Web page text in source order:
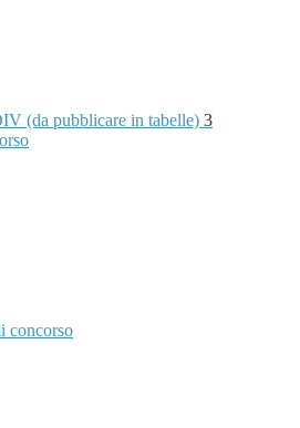
(da pubblicare in tabelle) 3
concorso